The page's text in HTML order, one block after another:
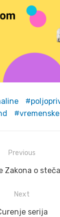
Previous
Zakona o
Next
serija